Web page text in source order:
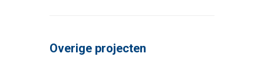
Overige projecten